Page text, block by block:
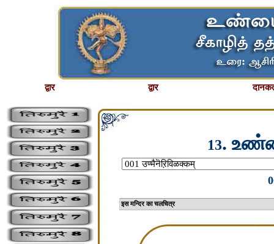
द्वार द्वार
13.
इस मन्दिर का